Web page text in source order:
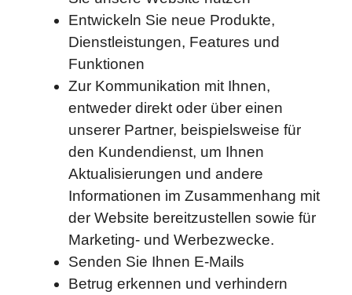
Entwickeln Sie neue Produkte,
Dienstleistungen, Features und
Funktionen
Zur Kommunikation mit Ihnen,
entweder direkt oder über einen
unserer Partner, beispielsweise für
den Kundendienst, um Ihnen
Aktualisierungen und andere
Informationen im Zusammenhang mit
der Website bereitzustellen sowie für
Marketing- und Werbezwecke.
Senden Sie Ihnen E-Mails
Betrug erkennen und verhindern